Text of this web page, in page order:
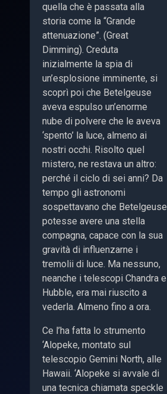
quella che è passata alla
storia come la “Grande
attenuazione”. (Great
Dimming). Creduta
inizialmente la spia di
un’esplosione imminente, si
scoprì poi che Betelgeuse
aveva espulso un’enorme
nube di polvere che le aveva
‘spento’ la luce, almeno ai
nostri occhi. Risolto quel
mistero, ne restava un altro:
perché il ciclo di sei anni? Da
tempo gli astronomi
sospettavano che Betelgeuse
potesse avere una stella
compagna, capace con la sua
gravità di influenzarne i
tremolii di luce. Ma nessuno,
neanche i telescopi Chandra e
Hubble, era mai riuscito a
vederla. Almeno fino a ora.
Ce l’ha fatta lo strumento
‘Alopeke, montato sul
telescopio Gemini North, alle
Hawaii. ‘Alopeke si avvale di
una tecnica chiamata speckle